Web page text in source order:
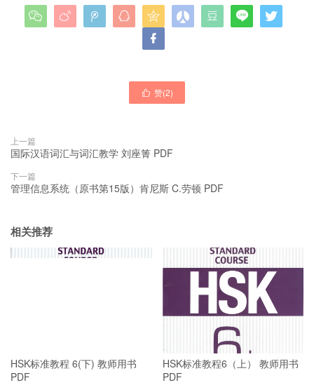
       


 赞(2)
上一篇
国际汉语词汇与词汇教学 刘座箐 PDF
下一篇
管理信息系统（原书第15版）肯尼斯 C.劳顿 PDF
相关推荐
HSK标准教程 6(下) 教师用书
PDF
HSK标准教程6（上） 教师用书
PDF